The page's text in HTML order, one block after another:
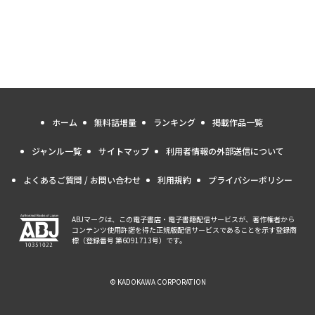
ホーム 無料話増量 ランキング 掲載作品一覧
ジャンル一覧 サイトマップ 利用者情報の外部送信について
よくあるご質問 / お問い合わせ 利用規約 プライバシーポリシー
ABJマークは、この電子書店・電子書籍配信サービスが、著作権者から
コンテンツ使用許諾を得た正規版配信サービスであることを示す登録商
標（登録番号 第6091713号）です。
© KADOKAWA CORPORATION